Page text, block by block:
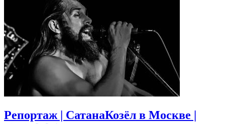
Репортаж | СатанаКозёл в Москве |